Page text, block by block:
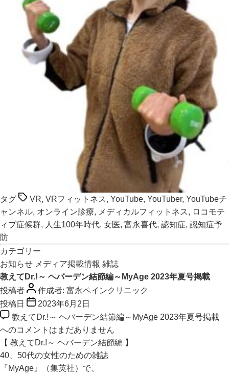
タグ VR, VRフィットネス, YouTube, YouTuber, YouTubeチ
ャンネル, オンライン診療, メディカルフィットネス, ロコモテ
ィブ症候群, 人生100年時代, 女医, 富永喜代, 認知症, 認知症予
防
カテゴリー
お知らせ メディア掲載情報 雑誌
教えてDr.!～ ヘバーデン結節編～MyAge 2023年夏号掲載
投稿者
作成者: 富永ペインクリニック
投稿日
2023年6月2日
教えてDr.!～ ヘバーデン結節編～MyAge 2023年夏号掲載
へのコメントはまだありません
【 教えてDr.!～ ヘバーデン結節編 】
40、50代の女性のための雑誌
『MyAge』（集英社）で、